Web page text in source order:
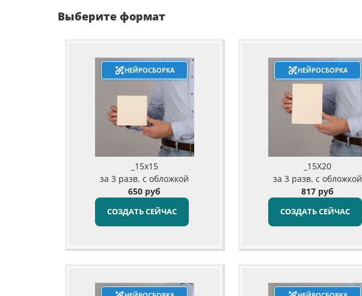
Выберите формат
НЕЙРОСБОРКА
_15x15
за 3 разв. с обложкой
650 руб
СОЗДАТЬ СЕЙЧАС
НЕЙРОСБОРКА
_15X20
за 3 разв. с обложкой
817 руб
СОЗДАТЬ СЕЙЧАС